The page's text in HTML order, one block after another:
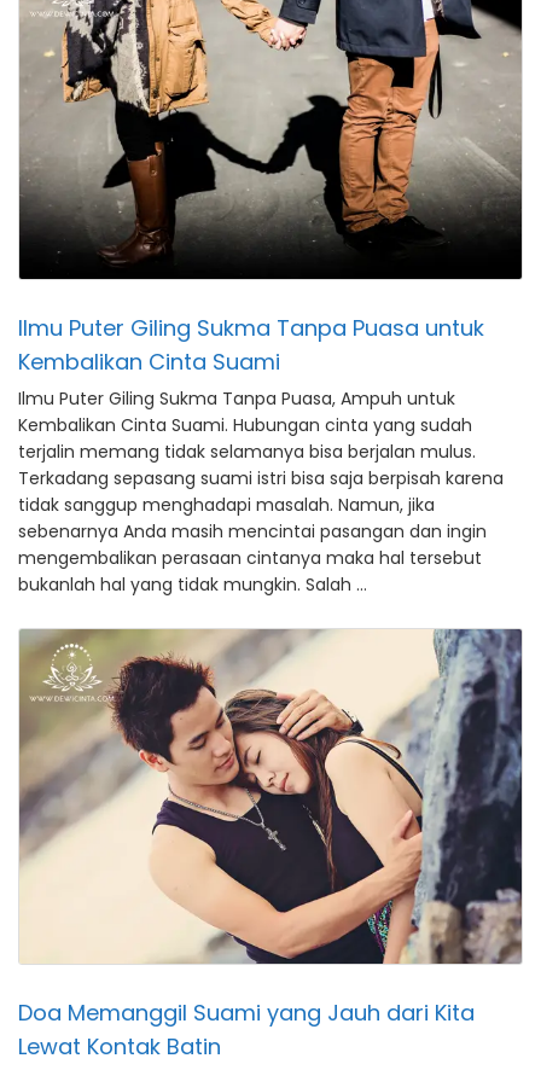
Ilmu Puter Giling Sukma Tanpa Puasa untuk
Kembalikan Cinta Suami
Ilmu Puter Giling Sukma Tanpa Puasa, Ampuh untuk
Kembalikan Cinta Suami. Hubungan cinta yang sudah
terjalin memang tidak selamanya bisa berjalan mulus.
Terkadang sepasang suami istri bisa saja berpisah karena
tidak sanggup menghadapi masalah. Namun, jika
sebenarnya Anda masih mencintai pasangan dan ingin
mengembalikan perasaan cintanya maka hal tersebut
bukanlah hal yang tidak mungkin. Salah …
Doa Memanggil Suami yang Jauh dari Kita
Lewat Kontak Batin